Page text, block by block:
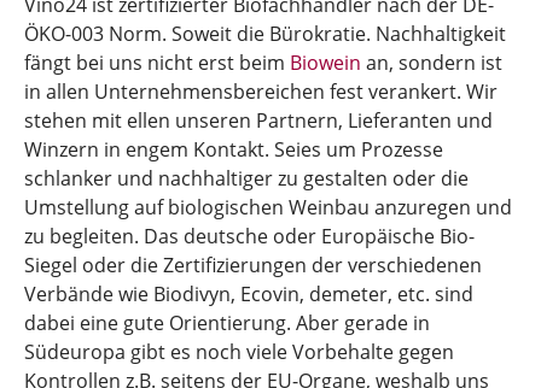
ÖKO-003 Norm. Soweit die Bürokratie. Nachhaltigkeit
fängt bei uns nicht erst beim Biowein an, sondern ist
in allen Unternehmensbereichen fest verankert. Wir
stehen mit ellen unseren Partnern, Lieferanten und
Winzern in engem Kontakt. Seies um Prozesse
schlanker und nachhaltiger zu gestalten oder die
Umstellung auf biologischen Weinbau anzuregen und
zu begleiten. Das deutsche oder Europäische Bio-
Siegel oder die Zertifizierungen der verschiedenen
Verbände wie Biodivyn, Ecovin, demeter, etc. sind
dabei eine gute Orientierung. Aber gerade in
Südeuropa gibt es noch viele Vorbehalte gegen
Kontrollen z.B. seitens der EU-Organe, weshalb uns